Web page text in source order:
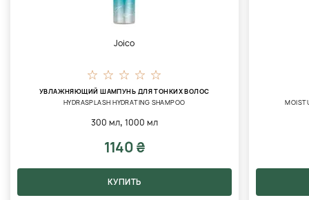
Joico
УВЛАЖНЯЮЩИЙ ШАМПУНЬ ДЛЯ ТОНКИХ ВОЛОС
HYDRASPLASH HYDRATING SHAMPOO
300 мл, 1000 мл
1140 ₴
КУПИТЬ